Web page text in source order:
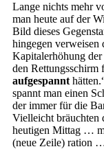
Lange nichts mehr
man heute auf der
Bild dieses
hingegen verweisen
Kapitalerhöhung
den Rettungsschirm
aufgespannt
spannt man einen
der immer für die
Vielleicht bräuchten
heutigen Mittag …
(neue Zeile) ration